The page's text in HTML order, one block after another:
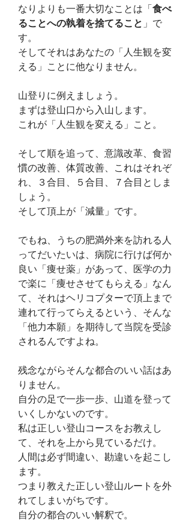
なりよりも一番大切なことは「 食べ
ることへの執着を捨てること 」で
す。
そしてそれはあなたの「人生観を変
える」ことに他なりません。
山登りに例えましょう。
まずは登山口から入山します。
これが「人生観を変える」こと。
そして順を追って、意識改革、食習
慣の改善、体質改善、これはそれぞ
れ、３合目、５合目、７合目としま
しょう。
そして頂上が「減量」です。
でもね、うちの肥満外来を訪れる人
ってだいたいは、病院に行けば何か
良い「痩せ薬」があって、医学の力
で楽に「痩せさせてもらえる」なん
て、それはヘリコプターで頂上まで
連れて行ってらえるという、そんな
「他力本願」を期待して当院を受診
されるんですよね。
残念ながらそんな都合のいい話はあ
りません。
自分の足で一歩一歩、山道を登って
いくしかないのです。
私は正しい登山コースをお教えし
て、それを上から見ているだけ。
人間は必ず間違い、勘違いを起こし
ます。
つまり教えた正しい登山ルートを外
れてしまいがちです。
自分の都合のいい解釈で。